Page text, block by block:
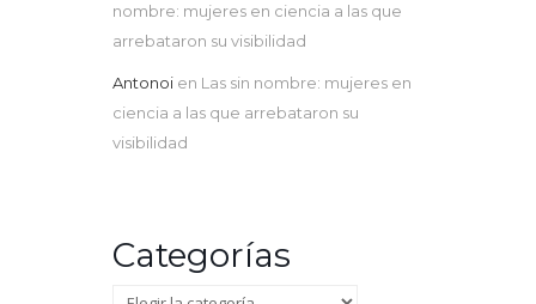
nombre: mujeres en ciencia a las que
arrebataron su visibilidad
Antonoi en Las sin nombre: mujeres en
ciencia a las que arrebataron su
visibilidad
Categorías
Categorías